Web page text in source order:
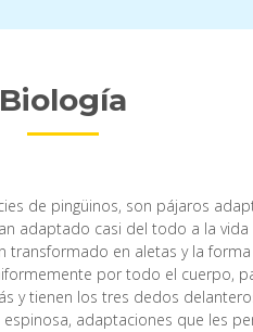
Biología
de pingüinos, son pájaros
adaptado casi del todo a la
transformado en aletas y la
por todo el cuerpo,
y tienen los tres dedos
adaptaciones que les